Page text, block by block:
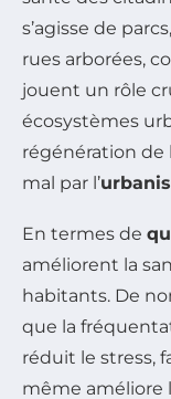
s’agisse de
rues arborées,
jouent un rôle
écosystèmes
régénération de
mal par l’
En termes de
améliorent la
habitants. De
que la
réduit le stress,
même améliore